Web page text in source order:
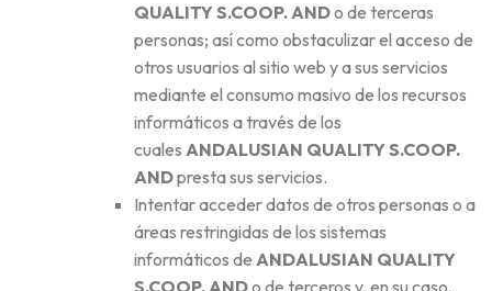
QUALITY S.COOP. ANDo de terceras
personas; así como obstaculizar el acceso de
otros usuarios al sitio web y a sus servicios
mediante el consumo masivo de los recursos
informáticos a través de los
cuales ANDALUSIAN QUALITY S.COOP.
ANDpresta sus servicios.
Intentar acceder datos de otros personas o a
áreas restringidas de los sistemas
informáticos de ANDALUSIAN QUALITY
S.COOP. ANDo de terceros y, en su caso,